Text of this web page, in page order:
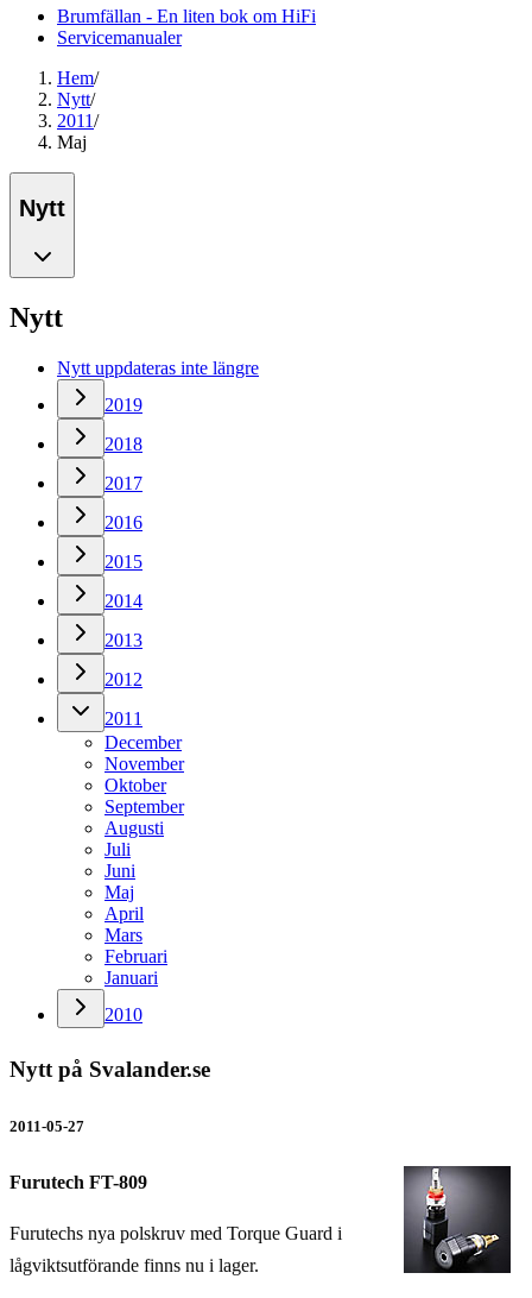
Brumfällan - En liten bok om HiFi
Servicemanualer
Hem/
Nytt/
2011/
Maj
Nytt
Nytt
Nytt uppdateras inte längre
2019
2018
2017
2016
2015
2014
2013
2012
2011
December
November
Oktober
September
Augusti
Juli
Juni
Maj
April
Mars
Februari
Januari
2010
Nytt på Svalander.se
2011-05-27
Furutech FT-809
Furutechs nya polskruv med Torque Guard i
lågviktsutförande finns nu i lager.